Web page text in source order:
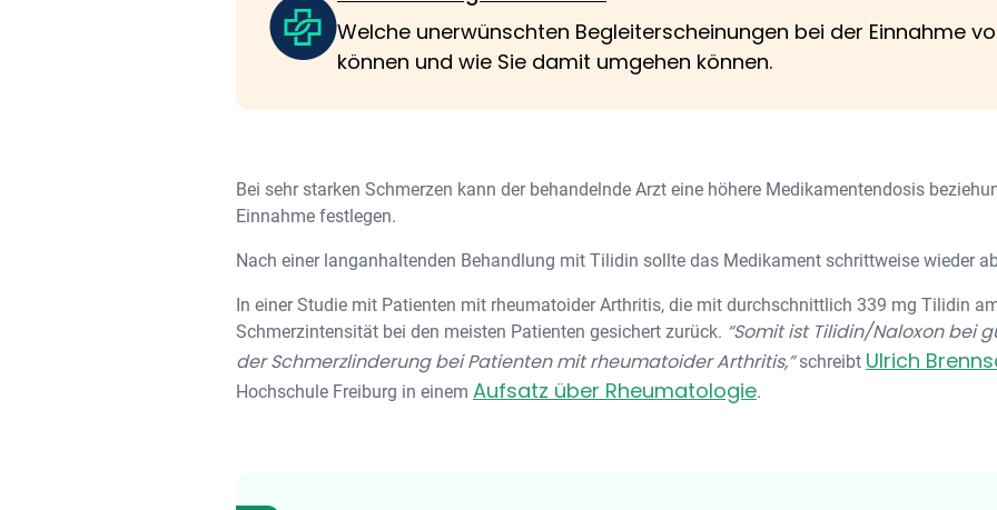
Welche unerwünschten Begleiterscheinungen bei der Einnahme
können und wie Sie damit umgehen können.
Bei sehr starken Schmerzen kann der behandelnde Arzt eine höhere Medikamentendosis
Einnahme festlegen.
Nach einer langanhaltenden Behandlung mit Tilidin sollte das Medikament schrittweise wieder
In einer Studie mit Patienten mit rheumatoider Arthritis, die mit durchschnittlich 339 mg Tilidin
Schmerzintensität bei den meisten Patienten gesichert zurück. “Somit ist Tilidin/Naloxon bei
der Schmerzlinderung bei Patienten mit rheumatoider Arthritis,”schreibt Ulrich
Hochschule Freiburg in einem Aufsatz über Rheumatologie.